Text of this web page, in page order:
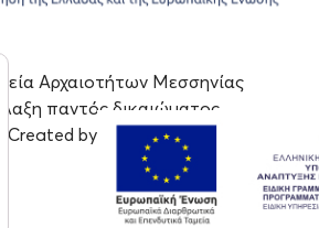
Αρχαιοτήτων Μεσσηνίας
παντός δικαιώματος
Created by tool